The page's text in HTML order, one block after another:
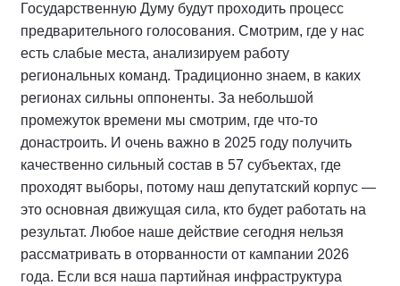
Государственную Думу будут проходить процесс
предварительного голосования. Смотрим, где у нас
есть слабые места, анализируем работу
региональных команд. Традиционно знаем, в каких
регионах сильны оппоненты. За небольшой
промежуток времени мы смотрим, где что-то
донастроить. И очень важно в 2025 году получить
качественно сильный состав в 57 субъектах, где
проходят выборы, потому наш депутатский корпус —
это основная движущая сила, кто будет работать на
результат. Любое наше действие сегодня нельзя
рассматривать в оторванности от кампании 2026
года. Если вся наша партийная инфраструктура